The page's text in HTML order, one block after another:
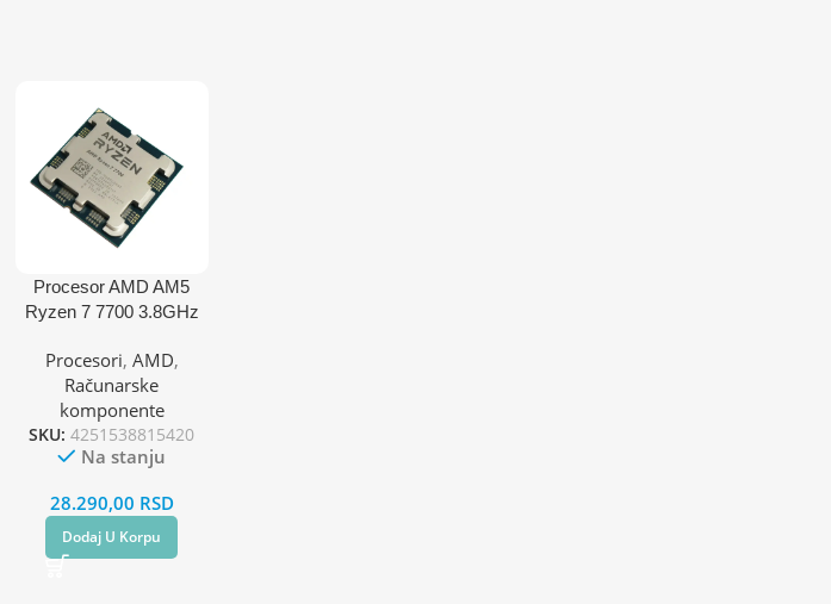
Procesor AMD AM5
Ryzen 7 7700 3.8GHz
Procesori, AMD,
Računarske
komponente
SKU:4251538815420
Na stanju
28.290,00 RSD
Dodaj U Korpu